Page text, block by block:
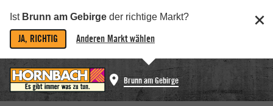
Ist Brunn am Gebirge der richtige Markt?
JA, RICHTIG Anderen Markt wählen
Brunn am Gebirge